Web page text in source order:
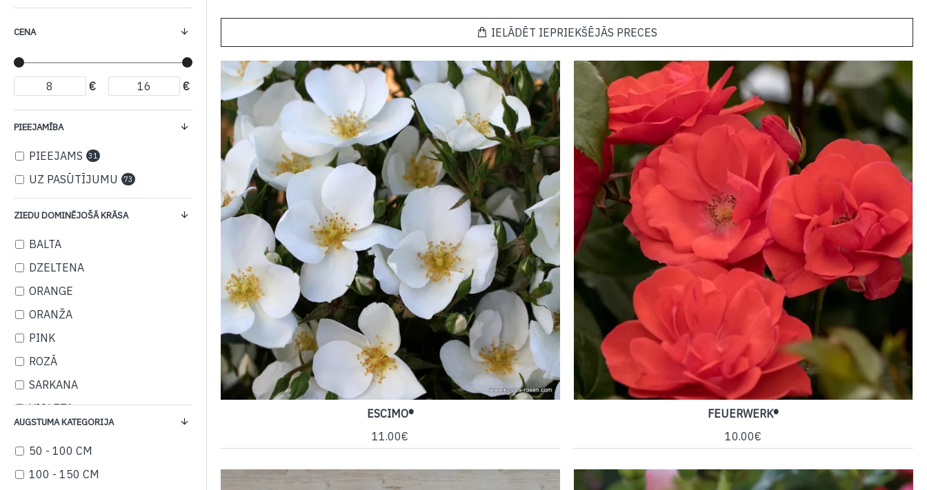
CENA
€ €
AUGSTUMA KATEGORIJA
50 - 100 CM
100 - 150 CM
ZIEDU DOMINĒJOŠĀ KRĀSA
BALTA
DZELTENA
ORANGE
ORANŽA
PINK
ROZĀ
SARKANA
VIOLETA
PIEEJAMĪBA
PIEEJAMS 31
UZ PASŪTĪJUMU 73
IELĀDĒT IEPRIEKŠĒJĀS PRECES
ESCIMO®
11.00€
FEUERWERK®
10.00€